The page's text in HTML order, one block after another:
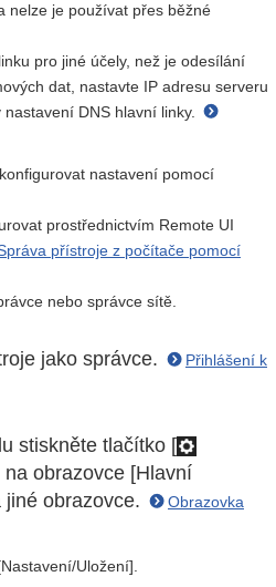
nelze je používat přes běžné
pro jiné účely, než je odesílání
dat, nastavte IP adresu serveru
DNS hlavní linky.
nastavení pomocí
prostřednictvím Remote UI
přístroje z počítače pomocí
nebo správce sítě.
jako správce.
Přihlášení k
stiskněte tlačítko [
obrazovce [Hlavní
obrazovce.
Obrazovka
Uložení].